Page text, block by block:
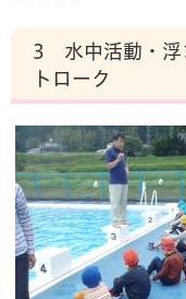
3 水中活動・浮
トローク